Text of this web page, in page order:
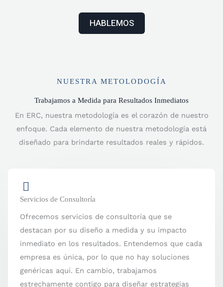
HABLEMOS
NUESTRA METOLODOGÍA
Trabajamos a Medida para Resultados Inmediatos
En ERC, nuestra metodología es el corazón de nuestro
enfoque. Cada elemento de nuestra metodología está
diseñado para brindarte resultados reales y rápidos.
Servicios de Consultoría
Ofrecemos servicios de consultoría que se
destacan por su diseño a medida y su impacto
inmediato en los resultados. Entendemos que cada
empresa es única, por lo que no hay soluciones
genéricas aquí. En cambio, trabajamos
estrechamente contigo para diseñar estrategias